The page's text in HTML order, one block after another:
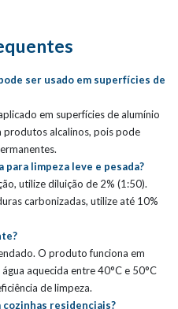
ser usado em superfícies de
em superfícies de alumínio
produtos alcalinos, pois pode
para limpeza leve e pesada?
utilize diluição de 2% (1:50).
carbonizadas, utilize até 10%
O produto funciona em
aquecida entre 40°C e 50°C
de limpeza.
residenciais?